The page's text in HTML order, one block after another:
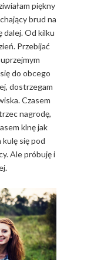
piękny
brud na
dalej. Od kilku
Przebijać
do obcego
dostrzegam
Czasem
nagrodę,
klnę jak
kulę się pod
Ale próbuję i